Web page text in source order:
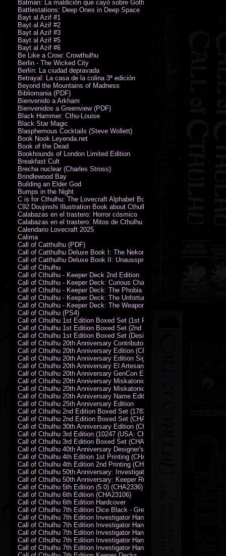
Batman: La maldición que cayó sobre Gotham
Battlestations: Deep Ones in Deep Space
Bayt al Azif #1
Bayt al Azif #2
Bayt al Azif #3
Bayt al Azif #5
Bayt al Azif #6
Be Like a Crow: Crowthulhu
Berlin - The Wicked City
Berlín: La ciudad depravada
Betrayal: La casa de la colina 3ª edición
Beyond the Mountains of Madness
Bibliomania (PDF)
Bienvenido a Arkham
Bienvenidos a Greenview (PDF)
Black Hammer: Cthu-Louise
Black Star Magic
Blasphemous Cocktails (Steve Wollett)
Book Nook Leyenda.net
Book of the Dead
Bookhounds of London Limited Edition
Breakfast Cult
Brecha nuclear (Charles Stross)
Brindlewood Bay
Building an Elder God
Bumps in the Night
C is for Cthulhu: The Lovecraft Alphabet Board Book
C92 Doujinshi Illustration Book about Cthulhu Mythos
Calabazas en el trastero: Horror cósmico
Calabazas en el trastero: Mitos de Cthulhu
Calendario Lovecraft 2025
Calima
Call of Catthulhu (PDF)
Call of Catthulhu Deluxe Book I: The Nekonomikon
Call of Catthulhu Deluxe Book II: Unaussprechlichen Katzen
Call of Cthulhu
Call of Cthulhu - Keeper Deck 2nd Edition
Call of Cthulhu - Keeper Deck: Curious Charecter Deck
Call of Cthulhu - Keeper Deck: The Phobia Deck
Call of Cthulhu - Keeper Deck: The Unfortunate Events Deck
Call of Cthulhu - Keeper Deck: The Weapons and Artifacts Deck
Call of Cthulhu (PS4)
Call of Cthulhu 1st Edition Boxed Set (1st Printing) (CHA2009-X)
Call of Cthulhu 1st Edition Boxed Set (2nd Printing) (CHA2009-X)
Call of Cthulhu 1st Edition Boxed Set (Designer's Edition)
Call of Cthulhu 20th Anniversary Contributor Edition
Call of Cthulhu 20th Anniversary Edition (CHA2399)
Call of Cthulhu 20th Anniversary Edition Signed by Sandy Petersen
Call of Cthulhu 20th Anniversary El Artesano del Rey Edition
Call of Cthulhu 20th Anniversary GenCon Edition
Call of Cthulhu 20th Anniversary Miskatonic University Library Edition
Call of Cthulhu 20th Anniversary Miskatonic University Library Edition
Call of Cthulhu 20th Anniversary Name Edition
Call of Cthulhu 25th Anniversary Edition
Call of Cthulhu 2nd Edition Boxed Set (178301)
Call of Cthulhu 2nd Edition Boxed Set (CHA2301-X)
Call of Cthulhu 30th Anniversary Edition (CHA23126)
Call of Cthulhu 3rd Edition (10247 (USA: CHA2317-H))
Call of Cthulhu 3rd Edition Boxed Set (CHA2301-X)
Call of Cthulhu 40th Anniversary Designer's Edition 2009-DX
Call of Cthulhu 4th Edition 1st Printing (CHA2324)
Call of Cthulhu 4th Edition 2nd Printing (CHA2324)
Call of Cthulhu 50th Anniversary: Investigator Handbook (PDF)
Call of Cthulhu 50th Anniversary: Keeper Rulebook (PDF)
Call of Cthulhu 5th Edition (5.0) (CHA2336)
Call of Cthulhu 6th Edition (CHA23106)
Call of Cthulhu 6th Edition Hardcover
Call of Cthulhu 7th Edition Dice Black - Green
Call of Cthulhu 7th Edition Investigator Handbook (PDF)
Call of Cthulhu 7th Edition Investigator Handbook Backer Proof (PDF)
Call of Cthulhu 7th Edition Investigator Handbook Hardcover
Call of Cthulhu 7th Edition Investigator Handbook Leatherette
Call of Cthulhu 7th Edition Investigator Handbook Softcover